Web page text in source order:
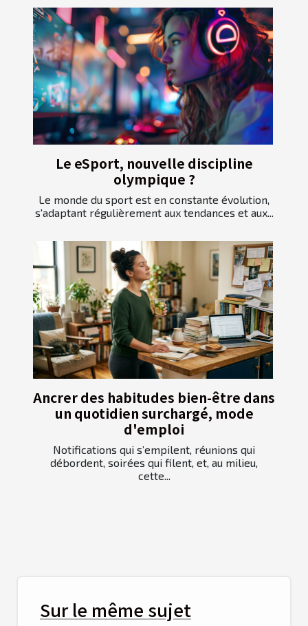
Le eSport, nouvelle discipline
olympique ?
Le monde du sport est en constante évolution,
s'adaptant régulièrement aux tendances et aux...
Ancrer des habitudes bien-être dans
un quotidien surchargé, mode
d'emploi
Notifications qui s’empilent, réunions qui
débordent, soirées qui filent, et, au milieu,
cette...
Sur le même sujet